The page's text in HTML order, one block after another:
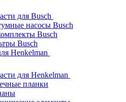
для Busch
насосы Busch
Busch
Busch
Henkelman
для Henkelman
планки